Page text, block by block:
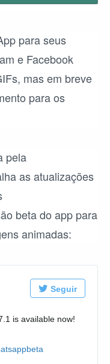
para seus
e Facebook
, mas em breve
para os
pela
as atualizações
beta do app para
animadas:
Seguir
is available now!